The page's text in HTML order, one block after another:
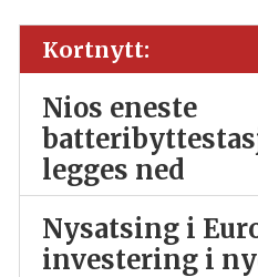
Kortnytt:
Nios eneste
legges ned
Nysatsing i
investering i